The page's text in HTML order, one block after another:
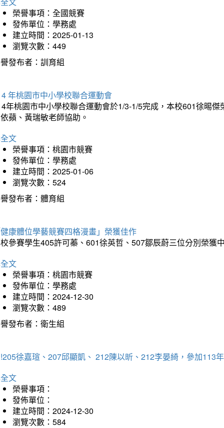
榮譽事項：全國競賽
發佈單位：學務處
建立時間：2025-01-13
瀏覽次數：449
發布者：訓育組
年桃園市中小學校聯合運動會
年桃園市中小學校聯合運動會於1/3-1/5完成，本校601徐晹
蘋、黃瑞敏老師協助。
文
榮譽事項：桃園市競賽
發佈單位：學務處
建立時間：2025-01-06
瀏覽次數：524
發布者：體育組
康體位學藝競賽四格漫畫」榮獲佳作
參賽學生405許可蓁、601徐英哲、507鄒辰蔚三位分別榮獲
文
榮譽事項：桃園市競賽
發佈單位：學務處
建立時間：2024-12-30
瀏覽次數：489
發布者：衛生組
徐嘉瑄、207邱顯凱、 212陳以昕、212李晏綺，參加113
文
榮譽事項：
發佈單位：
建立時間：2024-12-30
瀏覽次數：584